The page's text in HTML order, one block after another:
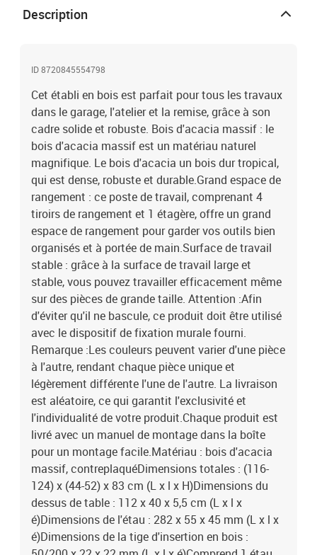
dessus de table : 112 x 40 x 5,5 cm (L x l x é)Dimensions de l'étau :
282 x 55 x 45 mm (L x l x é)Dimensions de la tige d'insertion en
travailComprend 4 pièces de bouchon et 4 tiges en boisLegal
d'empêcher vos meubles de basculer
Description
ID 8720845554798
Cet établi en bois est parfait pour tous les travaux
dans le garage, l'atelier et la remise, grâce à son
cadre solide et robuste. Bois d'acacia massif : le
bois d'acacia massif est un matériau naturel
magnifique. Le bois d'acacia un bois dur tropical,
qui est dense, robuste et durable.Grand espace de
rangement : ce poste de travail, comprenant 4
tiroirs de rangement et 1 étagère, offre un grand
espace de rangement pour garder vos outils bien
organisés et à portée de main.Surface de travail
stable : grâce à la surface de travail large et
stable, vous pouvez travailler efficacement même
sur des pièces de grande taille. Attention :Afin
d'éviter qu'il ne bascule, ce produit doit être utilisé
avec le dispositif de fixation murale fourni.
Remarque :Les couleurs peuvent varier d'une pièce
à l'autre, rendant chaque pièce unique et
légèrement différente l'une de l'autre. La livraison
est aléatoire, ce qui garantit l'exclusivité et
l'individualité de votre produit.Chaque produit est
livré avec un manuel de montage dans la boîte
pour un montage facile.Matériau : bois d'acacia
massif, contreplaquéDimensions totales : (116-
124) x (44-52) x 83 cm (L x l x H)Dimensions du
dessus de table : 112 x 40 x 5,5 cm (L x l x
é)Dimensions de l'étau : 282 x 55 x 45 mm (L x l x
é)Dimensions de la tige d'insertion en bois :